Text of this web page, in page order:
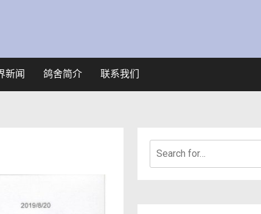
新闻 鸽舍简介 联系我们
for: